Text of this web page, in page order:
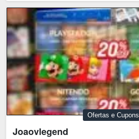
Ofertas e Cupons
Joaovlegend